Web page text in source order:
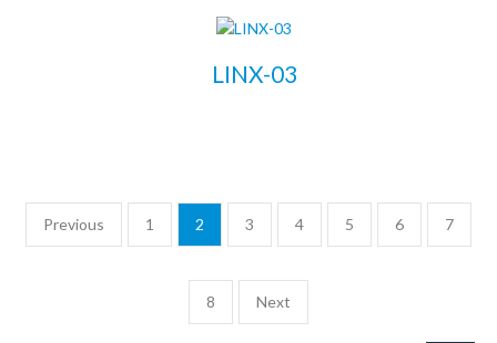
LINX-03
Previous 1 2 3 4 5 6 7
8 Next